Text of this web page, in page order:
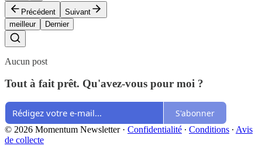
Précédent
Suivant
meilleur
Dernier
Aucun post
Tout à fait prêt. Qu'avez-vous pour moi ?
S'abonner
© 2026 Momentum Newsletter· Confidentialité ∙ Conditions ∙ Avis
de collecte